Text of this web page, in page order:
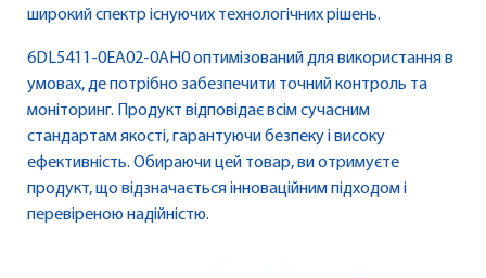
широкий спектр існуючих технологічних рішень.
6DL5411-0EA02-0AH0 оптимізований для використання в
умовах, де потрібно забезпечити точний контроль та
моніторинг. Продукт відповідає всім сучасним
стандартам якості, гарантуючи безпеку і високу
ефективність. Обираючи цей товар, ви отримуєте
продукт, що відзначається інноваційним підходом і
перевіреною надійністю.